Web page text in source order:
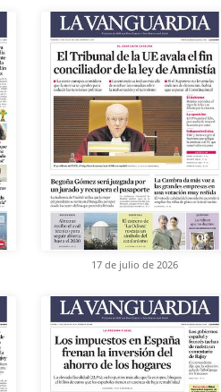
17 de julio de 2026